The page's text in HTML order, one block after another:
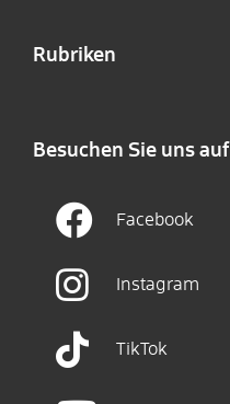
Rubriken
Besuchen Sie uns auf
Facebook
Instagram
TikTok